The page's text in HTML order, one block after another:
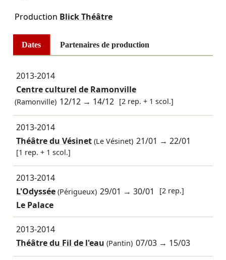
Production Blick Théâtre
Dates Partenaires de production
2013-2014
Centre culturel de Ramonville
(Ramonville) 12/12 → 14/12 [2 rep. + 1 scol.]
2013-2014
Théâtre du Vésinet(Le Vésinet) 21/01 →22/01
[1 rep. + 1 scol.]
2013-2014
L'Odyssée(Périgueux) 29/01 →30/01 [2 rep.]
Le Palace
2013-2014
Théâtre du Fil de l'eau (Pantin) 07/03 → 15/03